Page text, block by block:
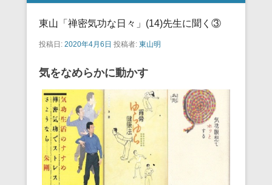
東山「禅密気功な日々」(14)先生に聞く③
投稿日: 2020年4月6日 投稿者: 東山明
気をなめらかに動かす